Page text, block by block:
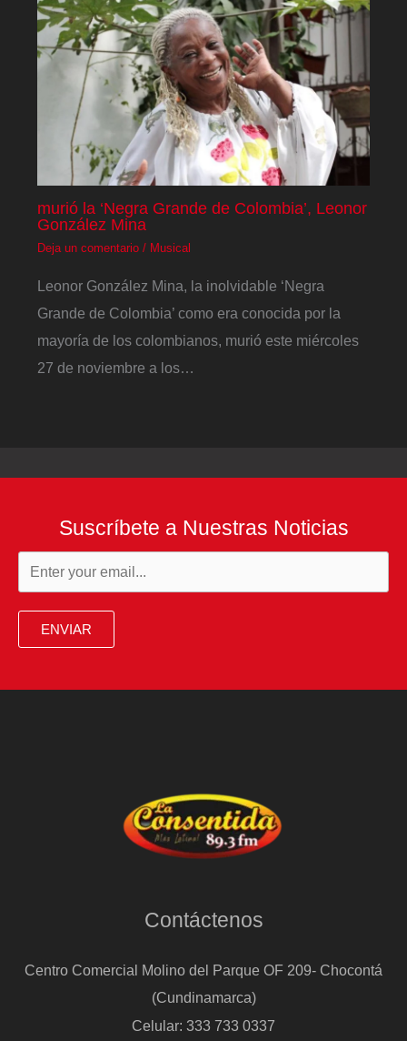
murió la ‘Negra Grande de Colombia’, Leonor
González Mina
Deja un comentario / Musical
Leonor González Mina, la inolvidable ‘Negra
Grande de Colombia’ como era conocida por la
mayoría de los colombianos, murió este miércoles
27 de noviembre a los…
Suscríbete a Nuestras Noticias
ENVIAR
Contáctenos
Centro Comercial Molino del Parque OF 209- Chocontá
(Cundinamarca)
Celular: 333 733 0337